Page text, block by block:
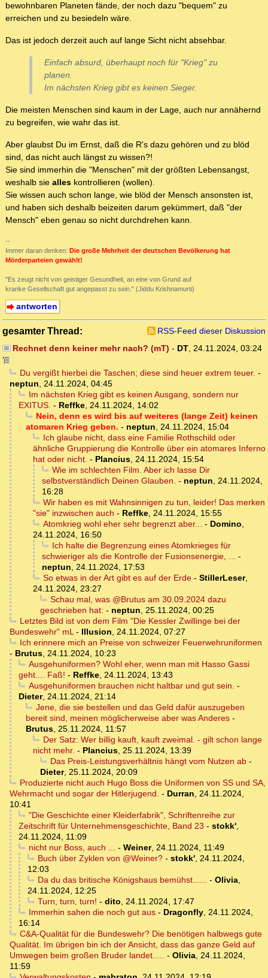
bewohnbaren Planeten fände, der noch dazu "bequem" zu
erreichen und zu besiedeln wäre.
Das ist jedoch derzeit auch auf lange Sicht nicht absehbar.
Einfach absurd, überhaupt noch für "Krieg" zu
planen.
Im nächsten Krieg gibt es keinen Sieger.
Die meisten Menschen sind kaum in der Lage, auch nur annähernd
zu begreifen, wie wahr das ist.
Aber glaubst Du im Ernst, daß die R's dazu gehören und zu blöd
sind, das nicht auch längst zu wissen?!
Sie sind immerhin die "Menschen" mit der größten Lebensangst,
weshalb sie alles kontrollieren (wollen).
Sie wissen auch schon lange, wie blöd der Mensch ansonsten ist,
und haben sich deshalb beizeiten darum gekümmert, daß "der
Mensch" eben genau so nicht durchdrehen kann.
--
Immer daran denken: Die große Mehrheit der deutschen Bevölkerung hat
Mörderparteien gewählt!
"Es zeugt nicht von geistiger Gesundheit, an eine von Grund auf
kranke Gesellschaft gut angepasst zu sein." (Jiddu Krishnamurti)
antworten
gesamter Thread:
RSS-Feed dieser Diskussion
Rechnet denn keiner mehr nach? (mT) - DT, 24.11.2024, 03:24
Du vergißt hierbei die Taschen; diese sind heuer extrem teuer. -
neptun, 24.11.2024, 04:45
Im nächsten Krieg gibt es keinen Ausgang, sondern nur
EXITUS. - Reffke, 24.11.2024, 14:02
Nein, denn es wird bis auf weiteres (lange Zeit) keinen
atomaren Krieg geben. - neptun, 24.11.2024, 15:04
Ich glaube nicht, dass eine Familie Rothschild oder
ähnliche Gruppierung die Kontrolle über ein atomares Inferno
hat oder nicht. - Plancius, 24.11.2024, 15:54
Wie im schlechten Film. Aber ich lasse Dir
selbstverständlich Deinen Glauben. - neptun, 24.11.2024,
16:28
Wir haben es mit Wahnsinnigen zu tun, leider! Das merken
"sie" inzwischen auch - Reffke, 24.11.2024, 15:55
Atomkrieg wohl eher sehr begrenzt aber... - Domino,
24.11.2024, 16:50
Ich halte die Begrenzung eines Atomkrieges für
schwieriger als die Kontrolle der Fusionsenergie, ... -
neptun, 24.11.2024, 17:53
So etwas in der Art gibt es auf der Erde- StillerLeser,
24.11.2024, 23:27
Schau mal, was @Brutus am 30.09.2024 dazu
geschrieben hat: - neptun, 25.11.2024, 00:25
Letztes Bild ist von dem Film "Die Kessler Zwillinge bei der
Bundeswehr" mL- Illusion, 24.11.2024, 07:27
Ich erinnere mich an Preise von schweizer Feuerwehruniformen
- Brutus, 24.11.2024, 10:23
Ausgehuniformen? Wohl eher, wenn man mit Hasso Gassi
geht.... Faß! - Reffke, 24.11.2024, 13:43
Ausgehuniformen brauchen nicht haltbar und gut sein. -
Dieter, 24.11.2024, 21:14
Jene, die sie bestellen und das Geld dafür auszugeben
bereit sind, meinen möglicherweise aber was Anderes -
Brutus, 25.11.2024, 11:57
Der Satz: Wer billig kauft, kauft zweimal. - gilt schon lange
nicht mehr. - Plancius, 25.11.2024, 13:39
Das Preis-Leistungsverhältnis hängt vom Nutzen ab-
Dieter, 25.11.2024, 20:09
Produzierte nicht auch Hugo Boss die Uniformen von SS und SA,
Wehrmacht und sogar der Hitlerjugend. - Durran, 24.11.2024,
10:41
"Die Geschichte einer Kleiderfabrik", Schriftenreihe zur
Zeitschrift für Unternehmensgeschichte, Band 23 - stokk',
24.11.2024, 11:09
nicht nur Boss, auch ... - Weiner, 24.11.2024, 11:49
Buch über Zyklen von @Weiner?- stokk', 24.11.2024,
12:03
Da du das britische Königshaus bemühst...... - Olivia,
24.11.2024, 12:25
Turn, turn, turn! - dito, 24.11.2024, 17:47
Immerhin sahen die noch gut aus- Dragonfly, 24.11.2024,
16:14
C&A-Qualität für die Bundeswehr? Die benötigen halbwegs gute
Qualität. Im übrigen bin ich der Ansicht, dass das ganze Geld auf
Umwegen beim großen Bruder landet..... - Olivia, 24.11.2024,
11:59